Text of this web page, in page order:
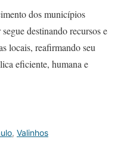
dos municípios
destinando recursos e
locais, reafirmando seu
eficiente, humana e
, Valinhos